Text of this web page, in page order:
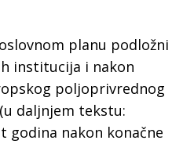
planu podložni
institucija i nakon
poljoprivrednog
daljnjem tekstu:
godina nakon konačne